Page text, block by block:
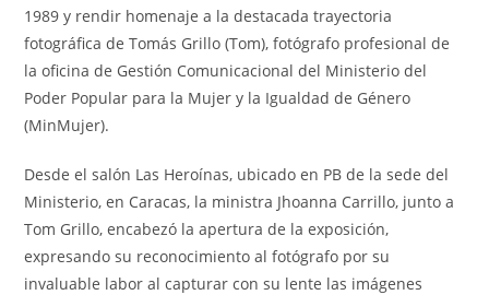
1989 y rendir homenaje a la destacada trayectoria
fotográfica de Tomás Grillo (Tom), fotógrafo profesional de
la oficina de Gestión Comunicacional del Ministerio del
Poder Popular para la Mujer y la Igualdad de Género
(MinMujer).
Desde el salón Las Heroínas, ubicado en PB de la sede del
Ministerio, en Caracas, la ministra Jhoanna Carrillo, junto a
Tom Grillo, encabezó la apertura de la exposición,
expresando su reconocimiento al fotógrafo por su
invaluable labor al capturar con su lente las imágenes